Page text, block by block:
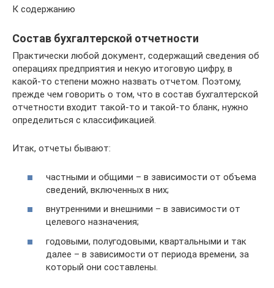
К содержанию
Состав бухгалтерской отчетности
Практически любой документ, содержащий сведения об
операциях предприятия и некую итоговую цифру, в
какой-то степени можно назвать отчетом. Поэтому,
прежде чем говорить о том, что в состав бухгалтерской
отчетности входит такой-то и такой-то бланк, нужно
определиться с классификацией.
Итак, отчеты бывают:
частными и общими – в зависимости от объема
сведений, включенных в них;
внутренними и внешними – в зависимости от
целевого назначения;
годовыми, полугодовыми, квартальными и так
далее – в зависимости от периода времени, за
который они составлены.